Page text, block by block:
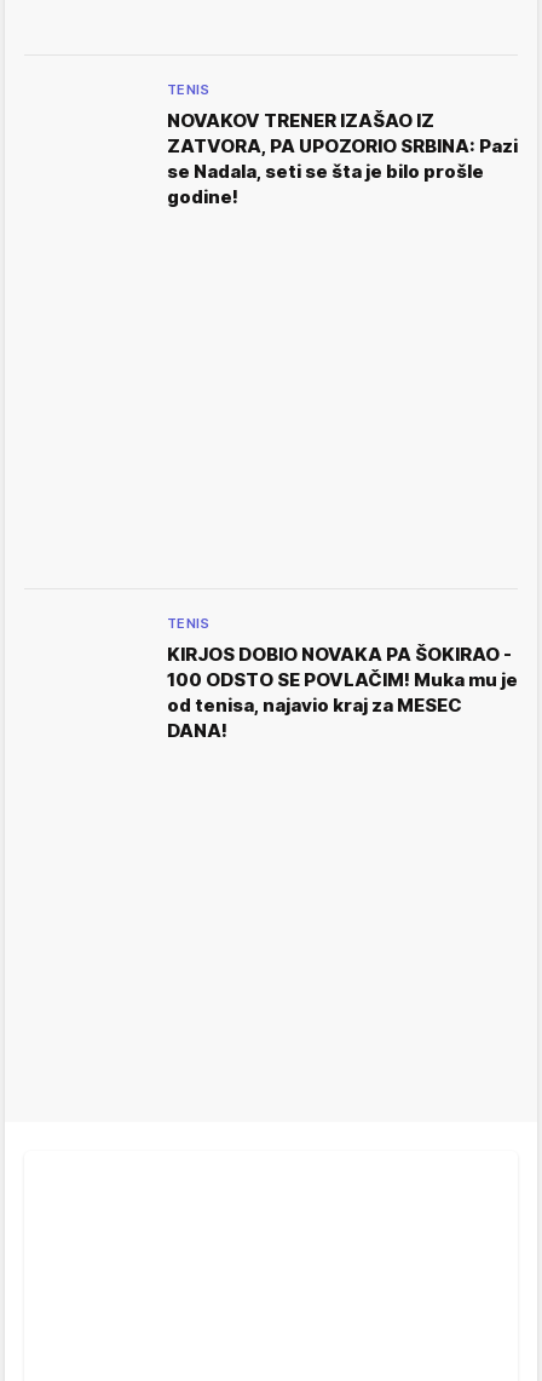
TENIS
NOVAKOV TRENER IZAŠAO IZ
ZATVORA, PA UPOZORIO SRBINA: Pazi
se Nadala, seti se šta je bilo prošle
godine!
TENIS
KIRJOS DOBIO NOVAKA PA ŠOKIRAO -
100 ODSTO SE POVLAČIM! Muka mu je
od tenisa, najavio kraj za MESEC
DANA!